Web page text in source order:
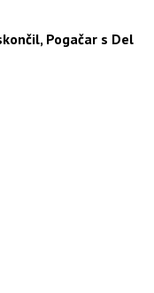
Pogačar s Del